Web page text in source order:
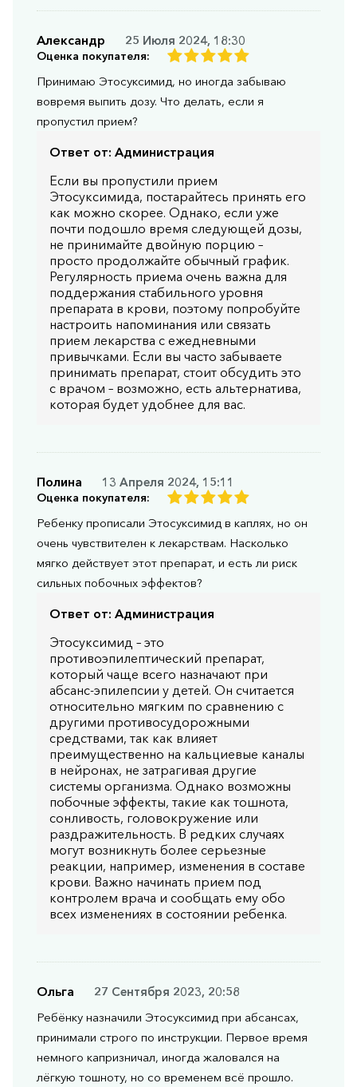
Александр 25 Июля 2024, 18:30
Оценка покупателя:
Принимаю Этосуксимид, но иногда забываю
вовремя выпить дозу. Что делать, если я
пропустил прием?
Ответ от: Администрация
Если вы пропустили прием
Этосуксимида, постарайтесь принять его
как можно скорее. Однако, если уже
почти подошло время следующей дозы,
не принимайте двойную порцию –
просто продолжайте обычный график.
Регулярность приема очень важна для
поддержания стабильного уровня
препарата в крови, поэтому попробуйте
настроить напоминания или связать
прием лекарства с ежедневными
привычками. Если вы часто забываете
принимать препарат, стоит обсудить это
с врачом – возможно, есть альтернатива,
которая будет удобнее для вас.
Полина 13 Апреля 2024, 15:11
Оценка покупателя:
Ребенку прописали Этосуксимид в каплях, но он
очень чувствителен к лекарствам. Насколько
мягко действует этот препарат, и есть ли риск
сильных побочных эффектов?
Ответ от: Администрация
Этосуксимид – это
противоэпилептический препарат,
который чаще всего назначают при
абсанс-эпилепсии у детей. Он считается
относительно мягким по сравнению с
другими противосудорожными
средствами, так как влияет
преимущественно на кальциевые каналы
в нейронах, не затрагивая другие
системы организма. Однако возможны
побочные эффекты, такие как тошнота,
сонливость, головокружение или
раздражительность. В редких случаях
могут возникнуть более серьезные
реакции, например, изменения в составе
крови. Важно начинать прием под
контролем врача и сообщать ему обо
всех изменениях в состоянии ребенка.
Ольга
27 Сентября 2023, 20:58
Ребёнку назначили Этосуксимид при абсансах,
принимали строго по инструкции. Первое время
немного капризничал, иногда жаловался на
лёгкую тошноту, но со временем всё прошло.